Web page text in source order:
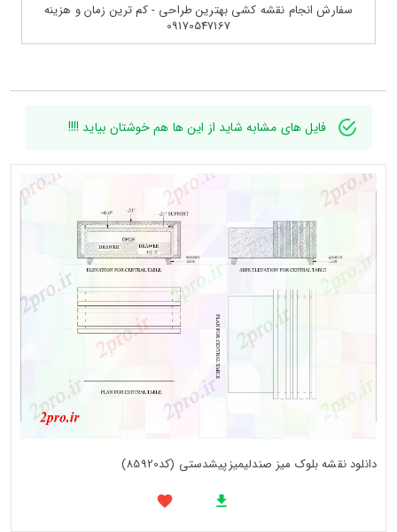
سفارش انجام نقشه کشی بهترین طراحی - کم ترین زمان و هزینه
09170547167
فایل های مشابه شاید از این ها هم خوشتان بیاید !!!!
دانلود نقشه بلوک میز صندلیمیزپیشدستی (کد85920)